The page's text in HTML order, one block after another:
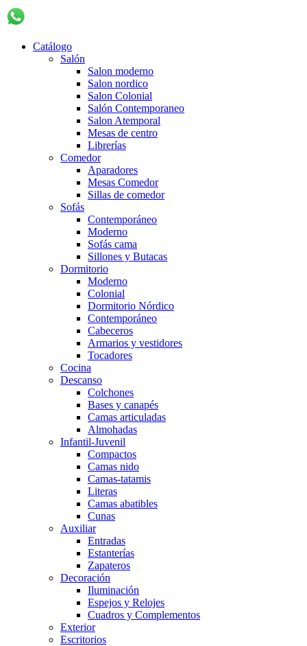
Catálogo
Salón
Salon moderno
Salon nordico
Salon Colonial
Salón Contemporaneo
Salon Atemporal
Mesas de centro
Librerías
Comedor
Aparadores
Mesas Comedor
Sillas de comedor
Sofás
Contemporáneo
Moderno
Sofás cama
Sillones y Butacas
Dormitorio
Moderno
Colonial
Dormitorio Nórdico
Contemporáneo
Cabeceros
Armarios y vestidores
Tocadores
Cocina
Descanso
Colchones
Bases y canapés
Camas articuladas
Almohadas
Infantil-Juvenil
Compactos
Camas nido
Camas-tatamis
Literas
Camas abatibles
Cunas
Auxiliar
Entradas
Estanterías
Zapateros
Decoración
Iluminación
Espejos y Relojes
Cuadros y Complementos
Exterior
Escritorios